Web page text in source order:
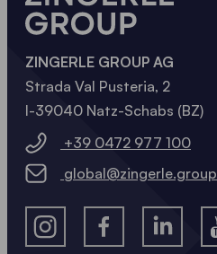
ZINGERLE GROUP AG
Strada Val Pusteria, 2
I-39040 Natz-Schabs (BZ)
+39 0472 977 100
global@zingerle.group